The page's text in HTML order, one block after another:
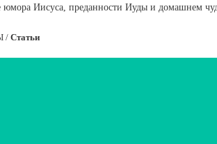
юмора Иисуса, преданности Иуды и домашнем
/Статьи